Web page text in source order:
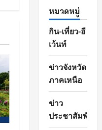
หมวดหมู่
กิน-เที่ยว-อี
เว้นท์
ข่าวจังหวัด
ภาคเหนือ
ข่าว
ประชาสัมพันธ์